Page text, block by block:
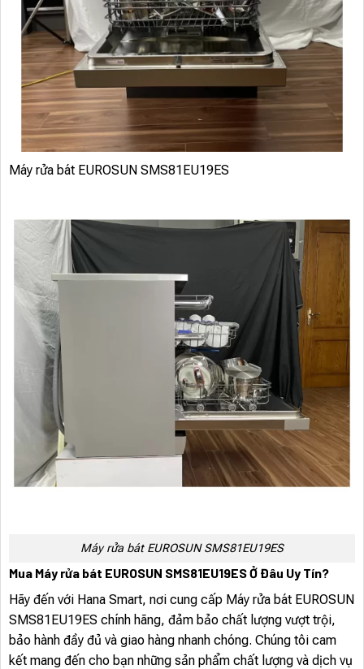
Máy rửa bát EUROSUN SMS81EU19ES
Máy rửa bát EUROSUN SMS81EU19ES
Mua Máy rửa bát EUROSUN SMS81EU19ES Ở Đâu Uy Tín?
Hãy đến với Hana Smart, nơi cung cấp Máy rửa bát EUROSUN
SMS81EU19ES chính hãng, đảm bảo chất lượng vượt trội,
bảo hành đầy đủ và giao hàng nhanh chóng. Chúng tôi cam
kết mang đến cho bạn những sản phẩm chất lượng và dịch vụ